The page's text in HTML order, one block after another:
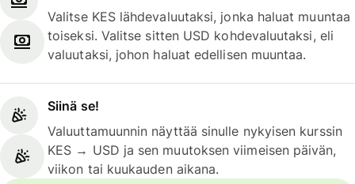
Valitse KES lähdevaluutaksi, jonka haluat muuntaa
toiseksi. Valitse sitten USD kohdevaluutaksi, eli
valuutaksi, johon haluat edellisen muuntaa.
Siinä se!
Valuuttamuunnin näyttää sinulle nykyisen kurssin
KES → USD ja sen muutoksen viimeisen päivän,
viikon tai kuukauden aikana.